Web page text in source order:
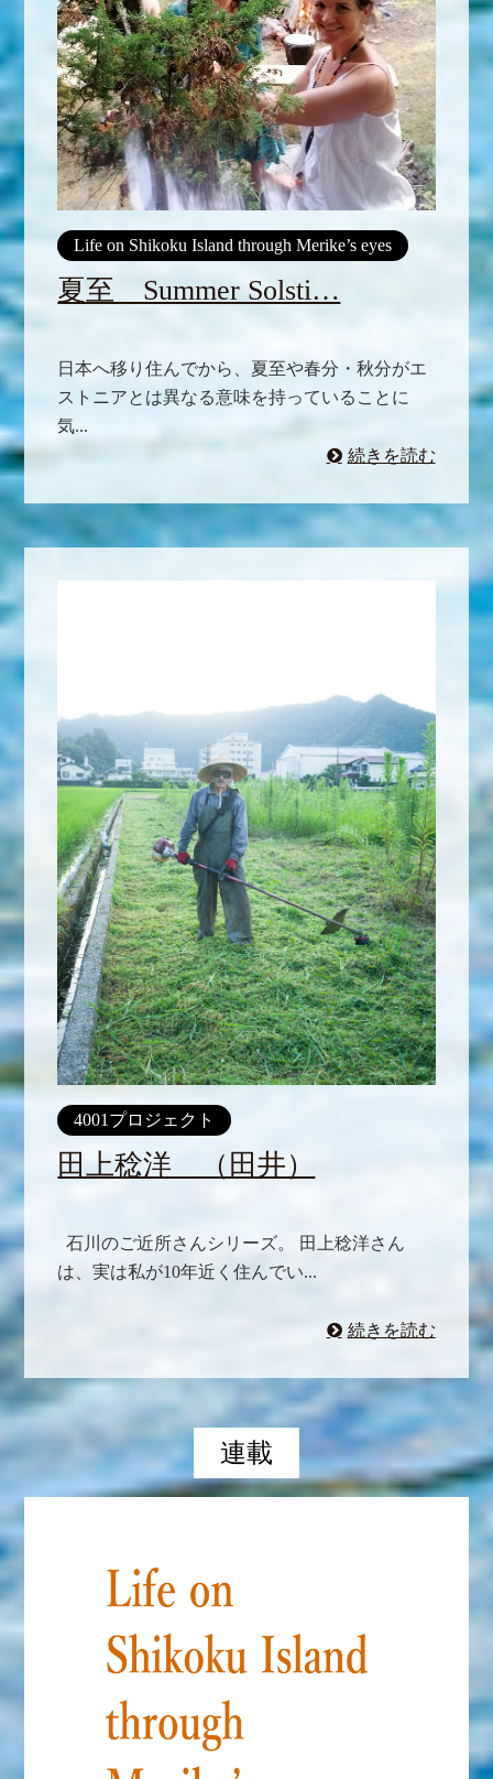
Life on Shikoku Island through Merike’s eyes
夏至 Summer Solsti…
日本へ移り住んでから、夏至や春分・秋分がエ
ストニアとは異なる意味を持っていることに
気...
続きを読む
4001プロジェクト
田上稔洋 （田井）
石川のご近所さんシリーズ。 田上稔洋さん
は、実は私が10年近く住んでい...
続きを読む
連載